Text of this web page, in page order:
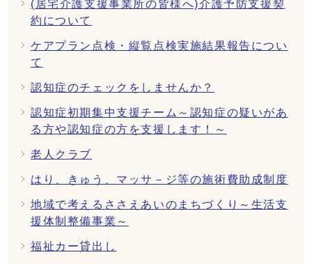
(居宅介護支援事業所の皆様へ)介護予防支援契
約について
ケアプラン点検・縦覧点検実施結果報告につい
て
認知症のチェックをしませんか？
認知症初期集中支援チーム～認知症の疑いがあ
る方や認知症の方を支援します！～
老人クラブ
はり、きゅう、マッサ－ジ等の施術費助成制度
地域で考えるささえあいのまちづくり～生活支
援体制整備事業～
福祉カー貸出し